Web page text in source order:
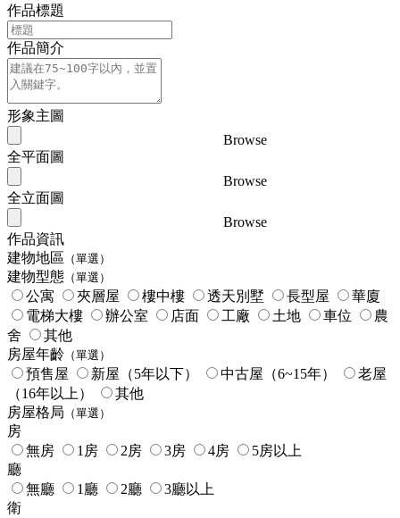
作品標題
作品簡介
形象主圖
Browse
全平面圖
Browse
全立面圖
Browse
作品資訊
建物地區 （單選）
建物型態 （單選）
公寓 夾層屋 樓中樓 透天別墅 長型屋
華廈
電梯大樓
辦公室 店面 工廠 土地 車位
農
舍
其他
房屋年齡 （單選）
預售屋 新屋（5年以下） 中古屋（6~15年）
老屋
（16年以上）
其他
房屋格局 （單選）
房
無房
1房 2房 3房 4房
5房以上
廳
無廳
1廳 2廳
3廳以上
衛